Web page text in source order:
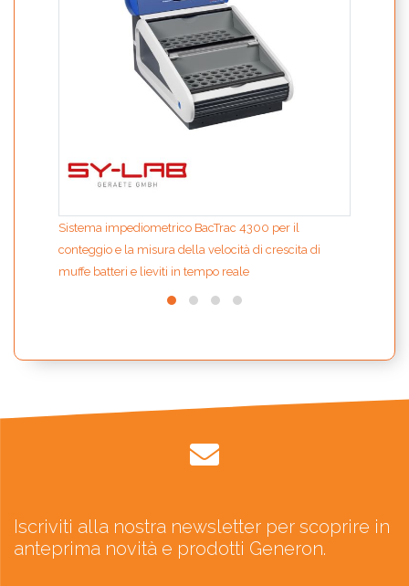
Sistema impediometrico BacTrac 4300 per il
conteggio e la misura della velocità di crescita di
muffe batteri e lieviti in tempo reale
Iscriviti alla nostra newsletter per scoprire in
anteprima novità e prodotti Generon.